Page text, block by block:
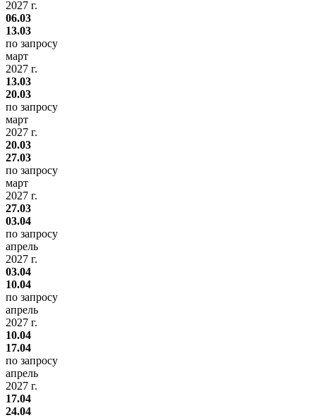
2027 г.
06.03
13.03
по запросу
март
2027 г.
13.03
20.03
по запросу
март
2027 г.
20.03
27.03
по запросу
март
2027 г.
27.03
03.04
по запросу
апрель
2027 г.
03.04
10.04
по запросу
апрель
2027 г.
10.04
17.04
по запросу
апрель
2027 г.
17.04
24.04